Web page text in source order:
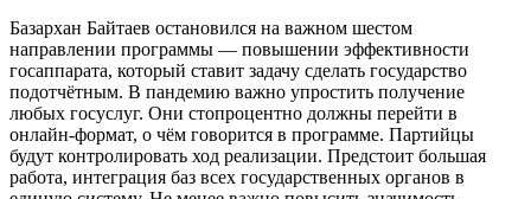
Базархан Байтаев остановился на важном шестом
направлении программы — повышении эффективности
госаппарата, который ставит задачу сделать государство
подотчётным. В пандемию важно упростить получение
любых госуслуг. Они стопроцентно должны перейти в
онлайн-формат, о чём говорится в программе. Партийцы
будут контролировать ход реализации. Предстоит большая
работа, интеграция баз всех государственных органов в